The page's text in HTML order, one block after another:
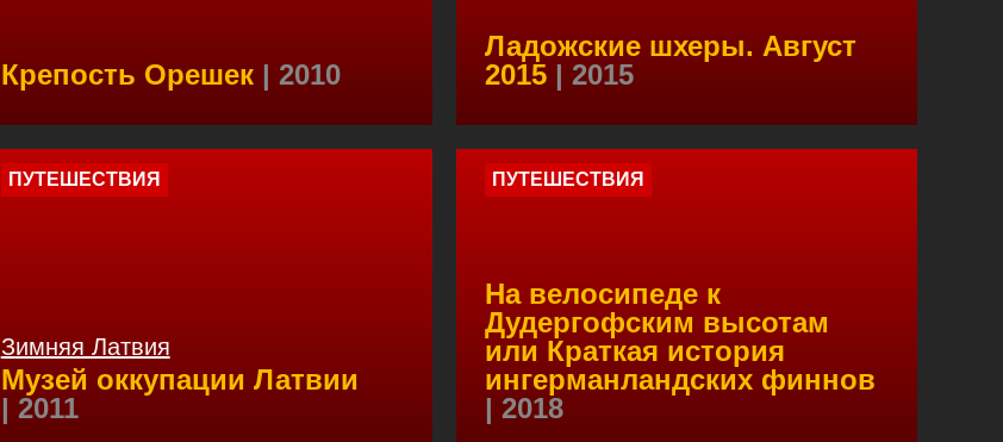
Крепость Орешек| 2010
Ладожские шхеры. Август
2015 | 2015
ПУТЕШЕСТВИЯ
Зимняя Латвия
Музей оккупации Латвии
| 2011
ПУТЕШЕСТВИЯ
На велосипеде к
Дудергофским высотам
или Краткая история
ингерманландских финнов
| 2018